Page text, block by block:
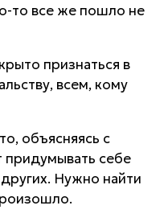
то все же пошло не
признаться в
всем, кому
объясняясь с
придумывать себе
Нужно найти